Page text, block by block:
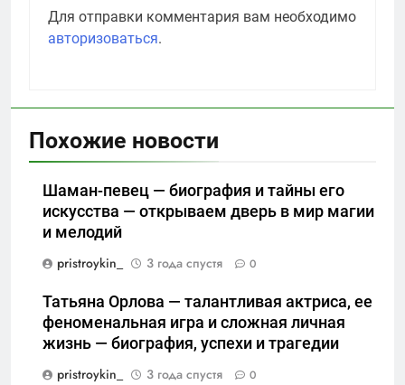
Для отправки комментария вам необходимо
авторизоваться.
Похожие новости
Шаман-певец — биография и тайны его
искусства — открываем дверь в мир магии
и мелодий
pristroykin_
3 года спустя 0
Татьяна Орлова — талантливая актриса, ее
феноменальная игра и сложная личная
жизнь — биография, успехи и трагедии
pristroykin_
3 года спустя 0